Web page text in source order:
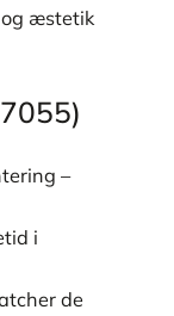
æstetik
–
i
de